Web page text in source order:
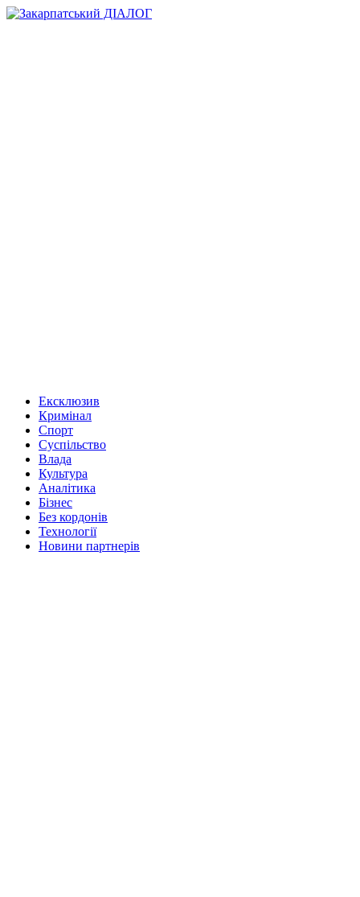
Ексклюзив
Кримінал
Спорт
Суспільство
Влада
Культура
Аналітика
Бізнес
Без кордонів
Технології
Новини партнерів